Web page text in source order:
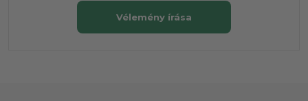
Vélemény írása